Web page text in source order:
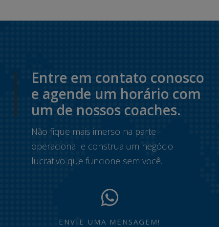
Entre em contato conosco
e agende um horário com
um de nossos coaches.
Não fique mais imerso na parte
operacional e construa um negócio
lucrativo que funcione sem você.
ENVIE UMA MENSAGEM!